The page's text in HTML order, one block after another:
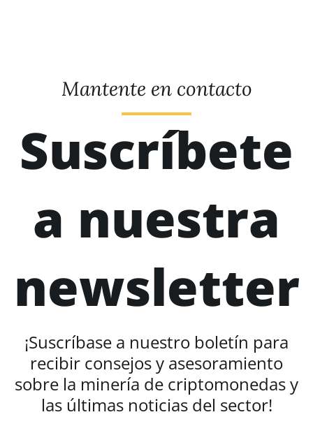
Mantente en contacto
Suscríbete
a nuestra
newsletter
¡Suscríbase a nuestro boletín para
recibir consejos y asesoramiento
sobre la minería de criptomonedas y
las últimas noticias del sector!